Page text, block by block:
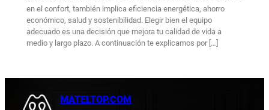
en el confort, también implica eficiencia energética, ahorro
económico, salud y sostenibilidad. Elegir bien el equipo
adecuado es una decisión que mejora tu calidad de vida a
medio y largo plazo. A continuación te explicamos por […]
MATELTOP.COM